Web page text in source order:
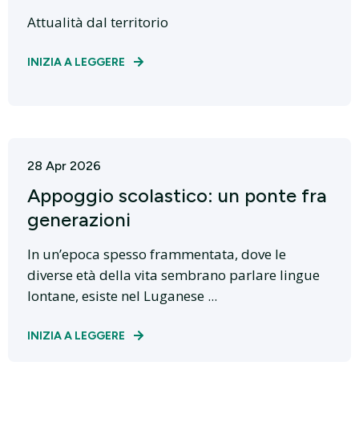
Attualità dal territorio
INIZIA A LEGGERE
28 Apr 2026
Appoggio scolastico: un ponte fra
generazioni
In un’epoca spesso frammentata, dove le
diverse età della vita sembrano parlare lingue
lontane, esiste nel Luganese ...
INIZIA A LEGGERE